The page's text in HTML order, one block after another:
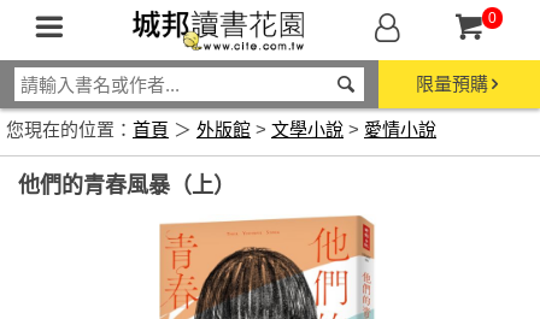
0
限量預購
您現在的位置： 首頁 ＞ 外版館 > 文學小說 > 愛情小說
他們的青春風暴（上）